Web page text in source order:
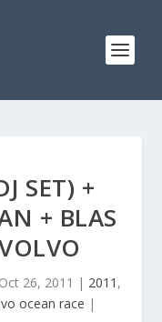
SET) +
+ BLAS
Oct 26, 2011 | 2011 ,
ocean race |